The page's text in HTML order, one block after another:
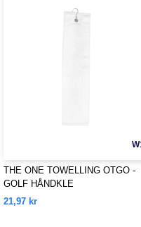
THE ONE TOWELLING OTGO -
GOLF HÅNDKLE
21,97 kr